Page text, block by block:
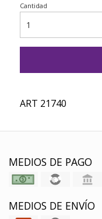
Cantidad
ART 21740
MEDIOS DE PAGO
MEDIOS DE ENVÍO